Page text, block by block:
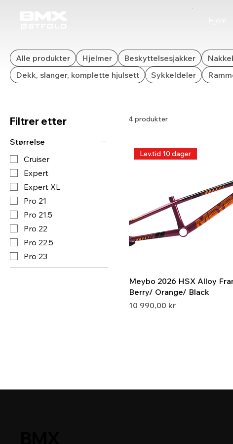
Alle produkter Hjelmer Beskyttelsesjakker
Dekk, slanger, komplette hjulsett
Sykkeldeler
Filtrer etter
Størrelse
Cruiser
Expert
Expert XL
Pro 21
Pro 21.5
Pro 22
Pro 22.5
Pro 23
4 produkter
Lev.tid 10 dager
Meybo 2026 HSX Alloy
Berry/ Orange/ Black
Pris
10 990,00 kr